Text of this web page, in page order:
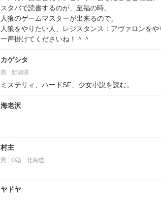
スタバで読書するのが、至福の時。
人狼のゲームマスターが出来るので、
人狼をやりたい人、レジスタンス：アヴァロンをや
一声掛けてくださいね！＾＾
カゲシタ
男 新潟県
ミステリィ、ハードSF、少女小説を読む。
海老沢
村主
男 O型 北海道
ヤドヤ